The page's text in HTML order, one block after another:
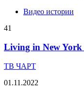
Видео истории
41
Living in New York
ТВ ЧАРТ
01.11.2022